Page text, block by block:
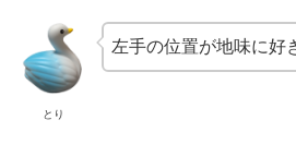
とり
左手の位置が地味に好